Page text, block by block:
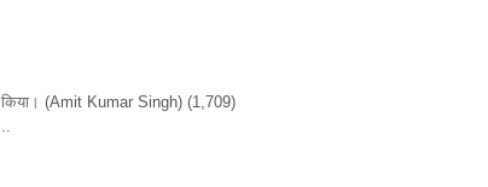
(Amit Kumar Singh) (1,709)